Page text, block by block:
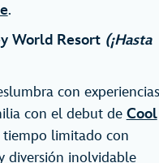
.
World Resort (¡Hasta
con experiencias
con el debut de Cool
limitado con
diversión inolvidable